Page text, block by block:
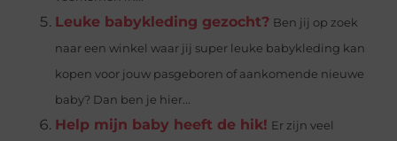
Leuke babykleding gezocht? Ben jij op zoek
naar een winkel waar jij super leuke babykleding kan
kopen voor jouw pasgeboren of aankomende nieuwe
baby? Dan ben je hier...
Help mijn baby heeft de hik! Er zijn veel